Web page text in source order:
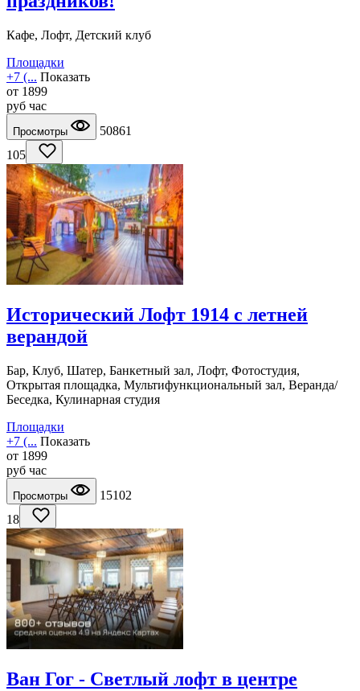
Кафе, Лофт, Детский клуб
Площадки
+7 (... Показать
от 1899
руб час
Просмотры
50861
105
Исторический Лофт 1914 с летней
верандой
Бар, Клуб, Шатер, Банкетный зал, Лофт, Фотостудия,
Открытая площадка, Мультифункциональный зал, Веранда/
Беседка, Кулинарная студия
Площадки
+7 (... Показать
от 1899
руб час
Просмотры
15102
18
Ван Гог - Светлый лофт в центре